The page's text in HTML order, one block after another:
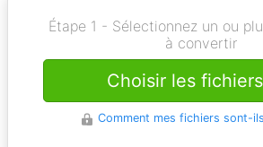
Étape 1 - Sélectionnez un ou
à convertir
Choisir les fichiers
Comment mes fichiers sont-